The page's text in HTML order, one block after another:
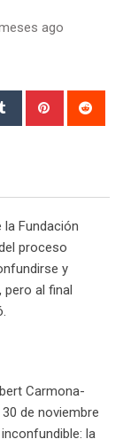
ago
Tumblr Pinterest
la Fundación
proceso
y
pero al final
Carmona-
de noviembre
la